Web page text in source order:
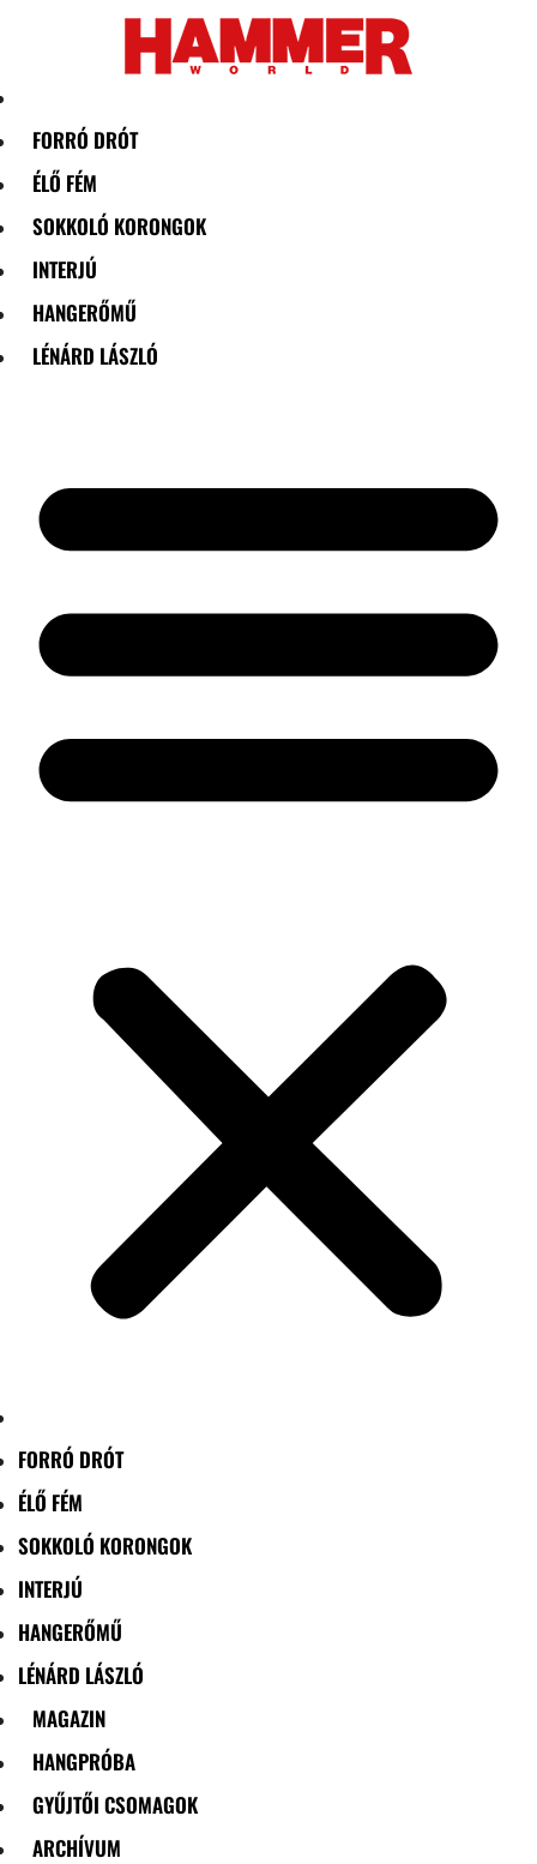
FORRÓ DRÓT
ÉLŐ FÉM
SOKKOLÓ KORONGOK
INTERJÚ
HANGERŐMŰ
LÉNÁRD LÁSZLÓ
FORRÓ DRÓT
ÉLŐ FÉM
SOKKOLÓ KORONGOK
INTERJÚ
HANGERŐMŰ
LÉNÁRD LÁSZLÓ
MAGAZIN
HANGPRÓBA
GYŰJTŐI CSOMAGOK
ARCHÍVUM